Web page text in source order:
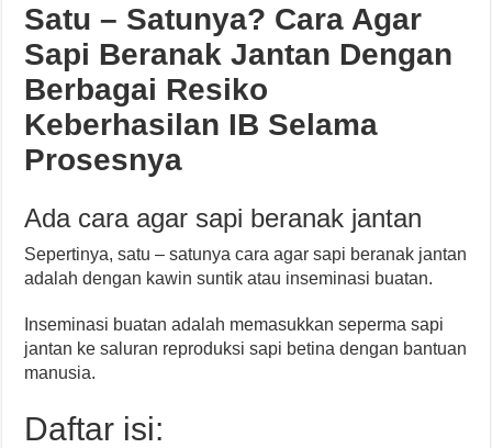
Satu – Satunya? Cara Agar
Sapi Beranak Jantan Dengan
Berbagai Resiko
Keberhasilan IB Selama
Prosesnya
Ada cara agar sapi beranak jantan
Sepertinya, satu – satunya cara agar sapi beranak jantan
adalah dengan kawin suntik atau inseminasi buatan.
Inseminasi buatan adalah memasukkan seperma sapi
jantan ke saluran reproduksi sapi betina dengan bantuan
manusia.
Daftar isi: